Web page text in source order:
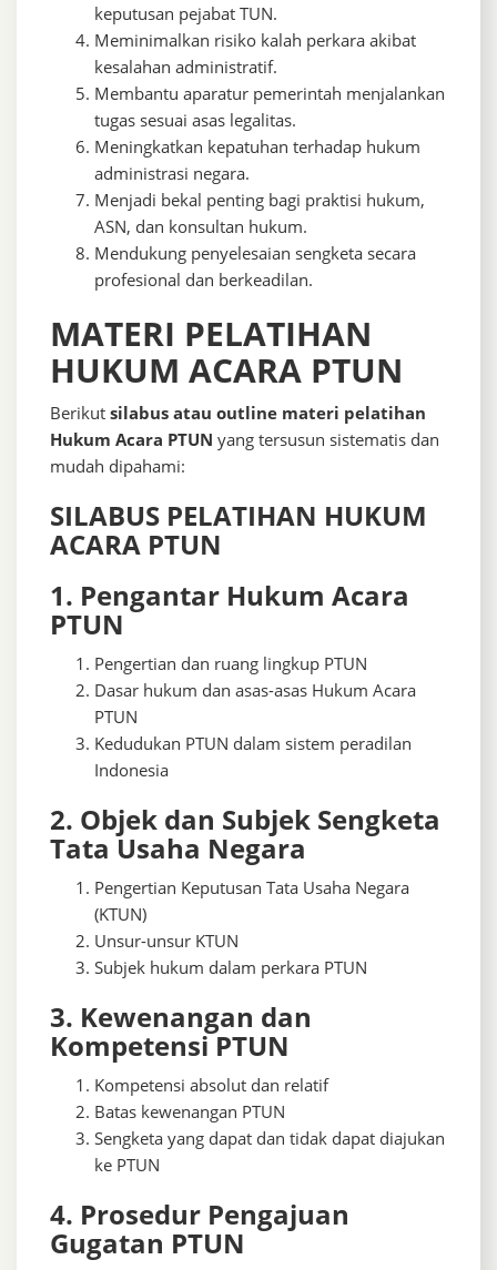
keputusan pejabat TUN.
Meminimalkan risiko kalah perkara akibat
kesalahan administratif.
Membantu aparatur pemerintah menjalankan
tugas sesuai asas legalitas.
Meningkatkan kepatuhan terhadap hukum
administrasi negara.
Menjadi bekal penting bagi praktisi hukum,
ASN, dan konsultan hukum.
Mendukung penyelesaian sengketa secara
profesional dan berkeadilan.
MATERI PELATIHAN
HUKUM ACARA PTUN
Berikut silabus atau outline materi pelatihan
Hukum Acara PTUN yang tersusun sistematis dan
mudah dipahami:
SILABUS PELATIHAN HUKUM
ACARA PTUN
1. Pengantar Hukum Acara
PTUN
Pengertian dan ruang lingkup PTUN
Dasar hukum dan asas-asas Hukum Acara
PTUN
Kedudukan PTUN dalam sistem peradilan
Indonesia
2. Objek dan Subjek Sengketa
Tata Usaha Negara
Pengertian Keputusan Tata Usaha Negara
(KTUN)
Unsur-unsur KTUN
Subjek hukum dalam perkara PTUN
3. Kewenangan dan
Kompetensi PTUN
Kompetensi absolut dan relatif
Batas kewenangan PTUN
Sengketa yang dapat dan tidak dapat diajukan
ke PTUN
4. Prosedur Pengajuan
Gugatan PTUN